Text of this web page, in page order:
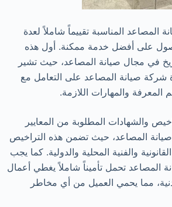
المصاعد المناسبة تقييماً شاملاً لعدة
على أفضل خدمة ممكنة. أول هذه
في مجال صيانة المصاعد، حيث تشير
شركة صيانة المصاعد على التعامل مع
المعرفة والمهارات اللازمة.
والشهادات المطلوبة من المعايير
صيانة المصاعد، حيث تضمن هذه التراخيص
والفنية المحلية والدولية. كما يجب
المصاعد تحمل تأميناً شاملاً يغطي أعمال
مما يحمي العميل من أي مخاطر